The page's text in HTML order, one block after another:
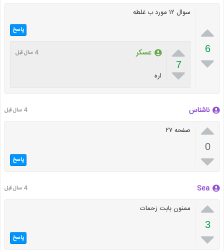

6

سوال ۱۲ مورد ب غلطه
پاسخ

7

عسکر 4 سال قبل
اره
ناشناس 4 سال قبل

0

صفحه ۲۷
پاسخ
Sea 4 سال قبل

3

ممنون بابت زحمات
پاسخ